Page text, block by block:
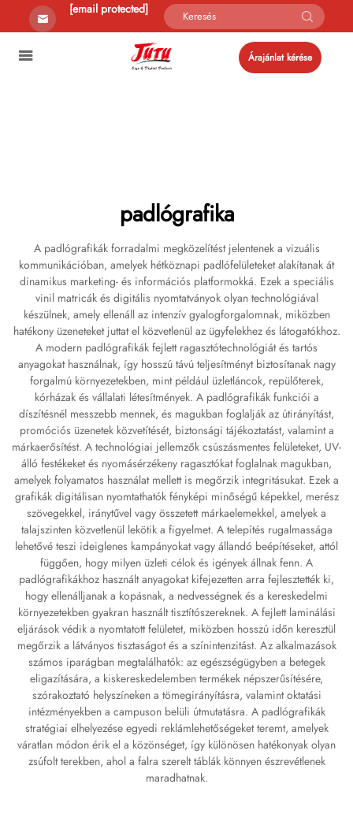
[email protected]
Árajánlat kérése
padlógrafika
A padlógrafikák forradalmi megközelítést jelentenek a vizuális
kommunikációban, amelyek hétköznapi padlófelületeket alakítanak át
dinamikus marketing- és információs platformokká. Ezek a speciális
vinil matricák és digitális nyomtatványok olyan technológiával
készülnek, amely ellenáll az intenzív gyalogforgalomnak, miközben
hatékony üzeneteket juttat el közvetlenül az ügyfelekhez és látogatókhoz.
A modern padlógrafikák fejlett ragasztótechnológiát és tartós
anyagokat használnak, így hosszú távú teljesítményt biztosítanak nagy
forgalmú környezetekben, mint például üzletláncok, repülőterek,
kórházak és vállalati létesítmények. A padlógrafikák funkciói a
díszítésnél messzebb mennek, és magukban foglalják az útirányítást,
promóciós üzenetek közvetítését, biztonsági tájékoztatást, valamint a
márkaerősítést. A technológiai jellemzők csúszásmentes felületeket, UV-
álló festékeket és nyomásérzékeny ragasztókat foglalnak magukban,
amelyek folyamatos használat mellett is megőrzik integritásukat. Ezek a
grafikák digitálisan nyomtathatók fényképi minőségű képekkel, merész
szövegekkel, iránytűvel vagy összetett márkaelemekkel, amelyek a
talajszinten közvetlenül lekötik a figyelmet. A telepítés rugalmassága
lehetővé teszi ideiglenes kampányokat vagy állandó beépítéseket, attól
függően, hogy milyen üzleti célok és igények állnak fenn. A
padlógrafikákhoz használt anyagokat kifejezetten arra fejlesztették ki,
hogy ellenálljanak a kopásnak, a nedvességnek és a kereskedelmi
környezetekben gyakran használt tisztítószereknek. A fejlett laminálási
eljárások védik a nyomtatott felületet, miközben hosszú időn keresztül
megőrzik a látványos tisztaságot és a színintenzitást. Az alkalmazások
számos iparágban megtalálhatók: az egészségügyben a betegek
eligazítására, a kiskereskedelemben termékek népszerűsítésére,
szórakoztató helyszíneken a tömegirányításra, valamint oktatási
intézményekben a campuson belüli útmutatásra. A padlógrafikák
stratégiai elhelyezése egyedi reklámlehetőségeket teremt, amelyek
váratlan módon érik el a közönséget, így különösen hatékonyak olyan
zsúfolt terekben, ahol a falra szerelt táblák könnyen észrevétlenek
maradhatnak.